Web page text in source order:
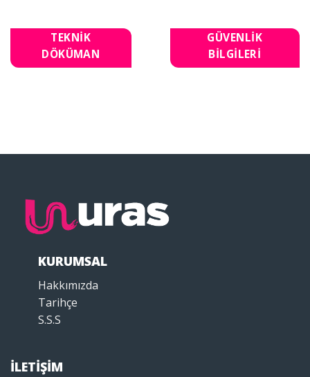
TEKNİK
DÖKÜMAN
GÜVENLİK
BİLGİLERİ
KURUMSAL
Hakkımızda
Tarihçe
S.S.S
İLETİŞİM